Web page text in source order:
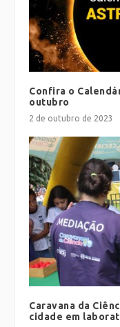
Confira o
outubro
2 de outubro de 2023
Caravana da
cidade em